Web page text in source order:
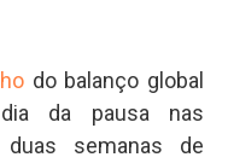
do balanço global
da pausa nas
semanas de